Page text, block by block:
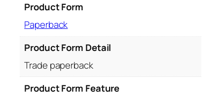
Product Form
Paperback
Product Form Detail
Trade paperback
Product Form Feature